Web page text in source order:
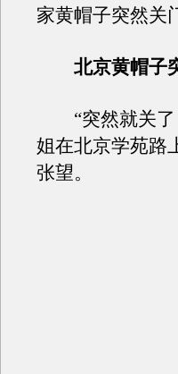
家黄帽子突然关
北京黄帽子
“突然就关了
姐在北京学苑路
张望。